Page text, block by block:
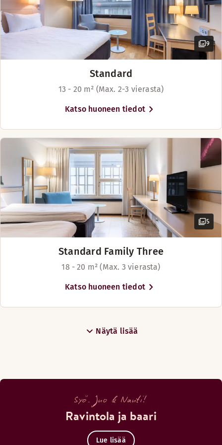
9
Standard
13 - 20 m² (Max. 2-3 vierasta)
Katso huoneen tiedot
5
Standard Family Three
18 - 20 m² (Max. 3 vierasta)
Katso huoneen tiedot
Näytä lisää
Syö. Juo & Nauti!
Ravintola ja baari
Lue lisää